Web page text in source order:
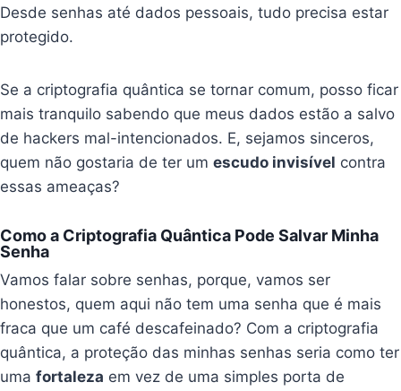
Desde senhas até dados pessoais, tudo precisa estar
protegido.
Se a criptografia quântica se tornar comum, posso ficar
mais tranquilo sabendo que meus dados estão a salvo
de hackers mal-intencionados. E, sejamos sinceros,
quem não gostaria de ter umescudo invisível contra
essas ameaças?
Como a Criptografia Quântica Pode Salvar Minha
Senha
Vamos falar sobre senhas, porque, vamos ser
honestos, quem aqui não tem uma senha que é mais
fraca que um café descafeinado? Com a criptografia
quântica, a proteção das minhas senhas seria como ter
umafortaleza em vez de uma simples porta de